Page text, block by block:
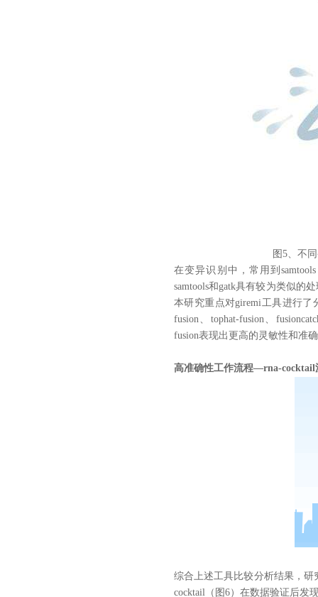
图 5、不同
在变异识别中，常用到samtools
samtools和gatk具有较为类似的
本研究重点对giremi工具进行了
fusion、tophat-fusion、
fusion表现出更高的灵敏性和准
高准确性工作流程—rna-cocktail
综合上述工具比较分析结果，
cocktail（图6）在数据验证后发